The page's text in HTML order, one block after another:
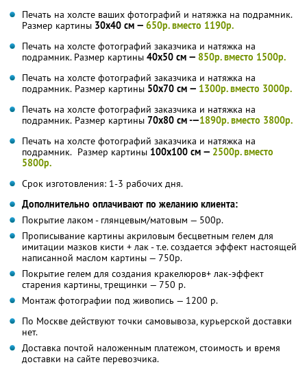
Печать на холсте ваших фотографий и натяжка на подрамник.
Размер картины 30х40 см — 650р. вместо 1190р.
Печать на холсте фотографий заказчика и натяжка на
подрамник. Размер картины 40х50 см — 850р. вместо 1500р.
Печать на холсте фотографий заказчика и натяжка на
подрамник. Размер картины 50х70 см — 1300р. вместо 3000р.
Печать на холсте фотографий заказчика и натяжка на
подрамник. Размер картины 70х80 см -—1890р. вместо 3800р.
Печать на холсте фотографий заказчика и натяжка на
подрамник. Размер картины 100х100 см — 2500р. вместо
5800р.
Срок изготовления: 1-3 рабочих дня.
Дополнительно оплачивают по желанию клиента:
Покрытие лаком - глянцевым/матовым — 500р.
Прописывание картины акриловым бесцветным гелем для
имитации мазков кисти + лак - т.е. создается эффект настоящей
написанной маслом картины — 750р.
Покрытие гелем для создания кракелюров+ лак-эффект
старения картины, трещинки — 750 р.
Монтаж фотографии под живопись — 1200 р.
По Москве действуют точки самовывоза, курьерской доставки
нет.
Доставка почтой наложенным платежом, стоимость и время
доставки на сайте перевозчика.